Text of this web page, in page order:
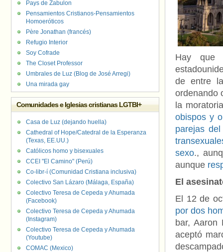
Hay que
de entre
ordenando
la
obispos y
parejas
sexo.,
aunque
El
El 12 de
por dos
bar, Aaron
aceptó
Pays de Zabulon
Pensamientos Cristianos-Pensamientos
Homoeróticos
Père Jonathan (francés)
Refugio Interior
Soy Cofrade
The Closet Professor
Umbrales de Luz (Blog de José Arregi)
Una mirada gay
Comunidades e Iglesias cristianas LGTBI+
Casa de Luz (dejando huella)
Cathedral of Hope/Catedral de la Esperanza
(Texas, EE.UU.)
Católicos homo y bisexuales
CCEI "El Camino" (Perú)
Co-libr-í (Comunidad Cristiana inclusiva)
Colectivo San Lázaro (Málaga, España)
Colectivo Teresa de Cepeda y Ahumada
(Facebook)
Colectivo Teresa de Cepeda y Ahumada
(Instagram)
Colectivo Teresa de Cepeda y Ahumada
(Youtube)
COMAC (Mexico)